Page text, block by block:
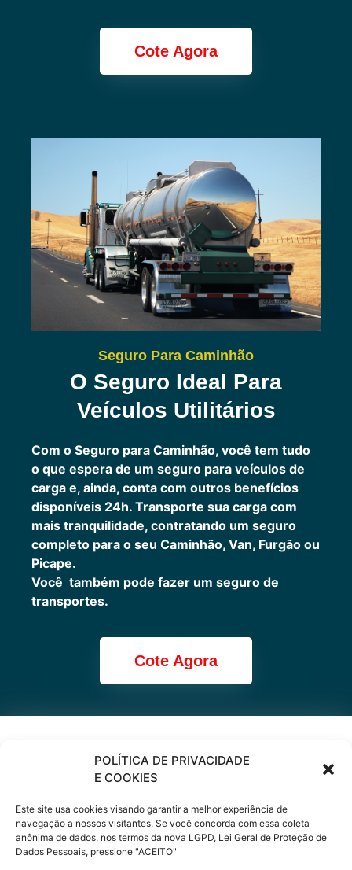
POLÍTICA DE PRIVACIDADE
E COOKIES
Este site usa cookies visando garantir a melhor experiência de
navegação a nossos visitantes. Se você concorda com essa coleta
anônima de dados, nos termos da nova LGPD, Lei Geral de Proteção de
Dados Pessoais, pressione "ACEITO"
Cote Agora
Seguro Para Caminhão
O Seguro Ideal Para
Veículos Utilitários
Com o Seguro para Caminhão, você tem tudo
o que espera de um seguro para veículos de
carga e, ainda, conta com outros benefícios
disponíveis 24h. Transporte sua carga com
mais tranquilidade, contratando um seguro
completo para o seu Caminhão, Van, Furgão ou
Picape.
Você também pode fazer um seguro de
transportes.
Cote Agora
Cote online ou
peça via
WhatsApp